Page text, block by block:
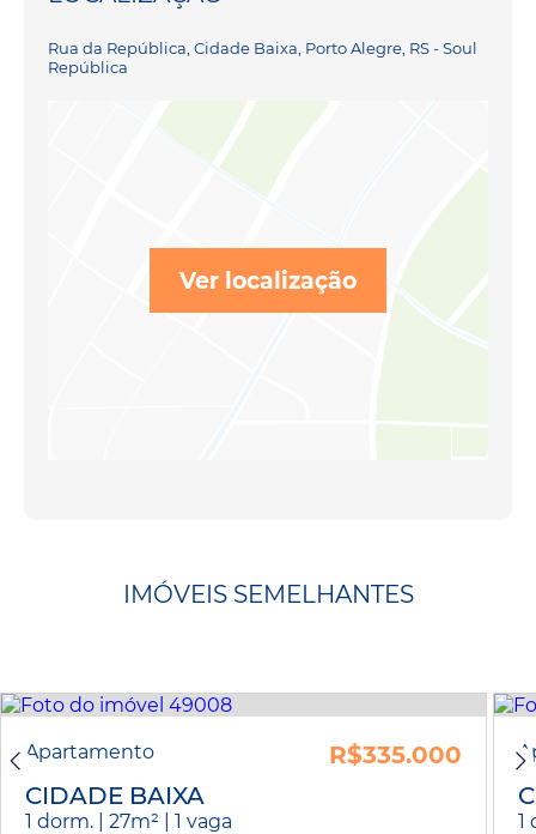
Rua da República, Cidade Baixa, Porto Alegre, RS - Soul
República
Ver localização
IMÓVEIS SEMELHANTES
Apartamento
R$335.000
CIDADE BAIXA
1 dorm. | 27m² | 1 vaga 1